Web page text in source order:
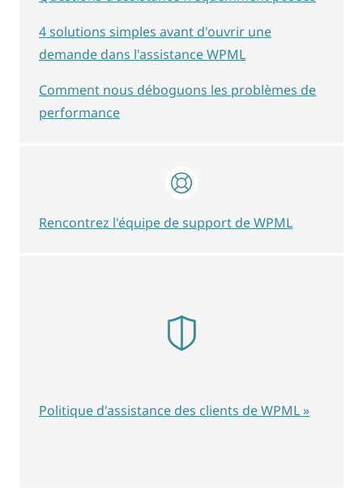
4 solutions simples avant d'ouvrir une
demande dans l'assistance WPML
Comment nous déboguons les problèmes de
performance
Rencontrez l'équipe de support de WPML
Politique d'assistance des clients de WPML »